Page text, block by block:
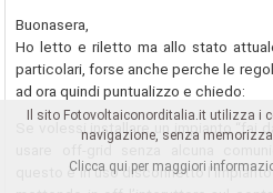
Buonasera,
Ho letto e riletto ma allo stato
particolari, forse anche perche le
ad ora quindi puntualizzo e chiedo:
Se volessi installare un impianto “fai
usare off-grid senza alcuna
questo è in uso disconnetto
Il sito Fotovoltaiconorditalia.it utilizza i
navigazione, senza
Clicca qui per maggiori